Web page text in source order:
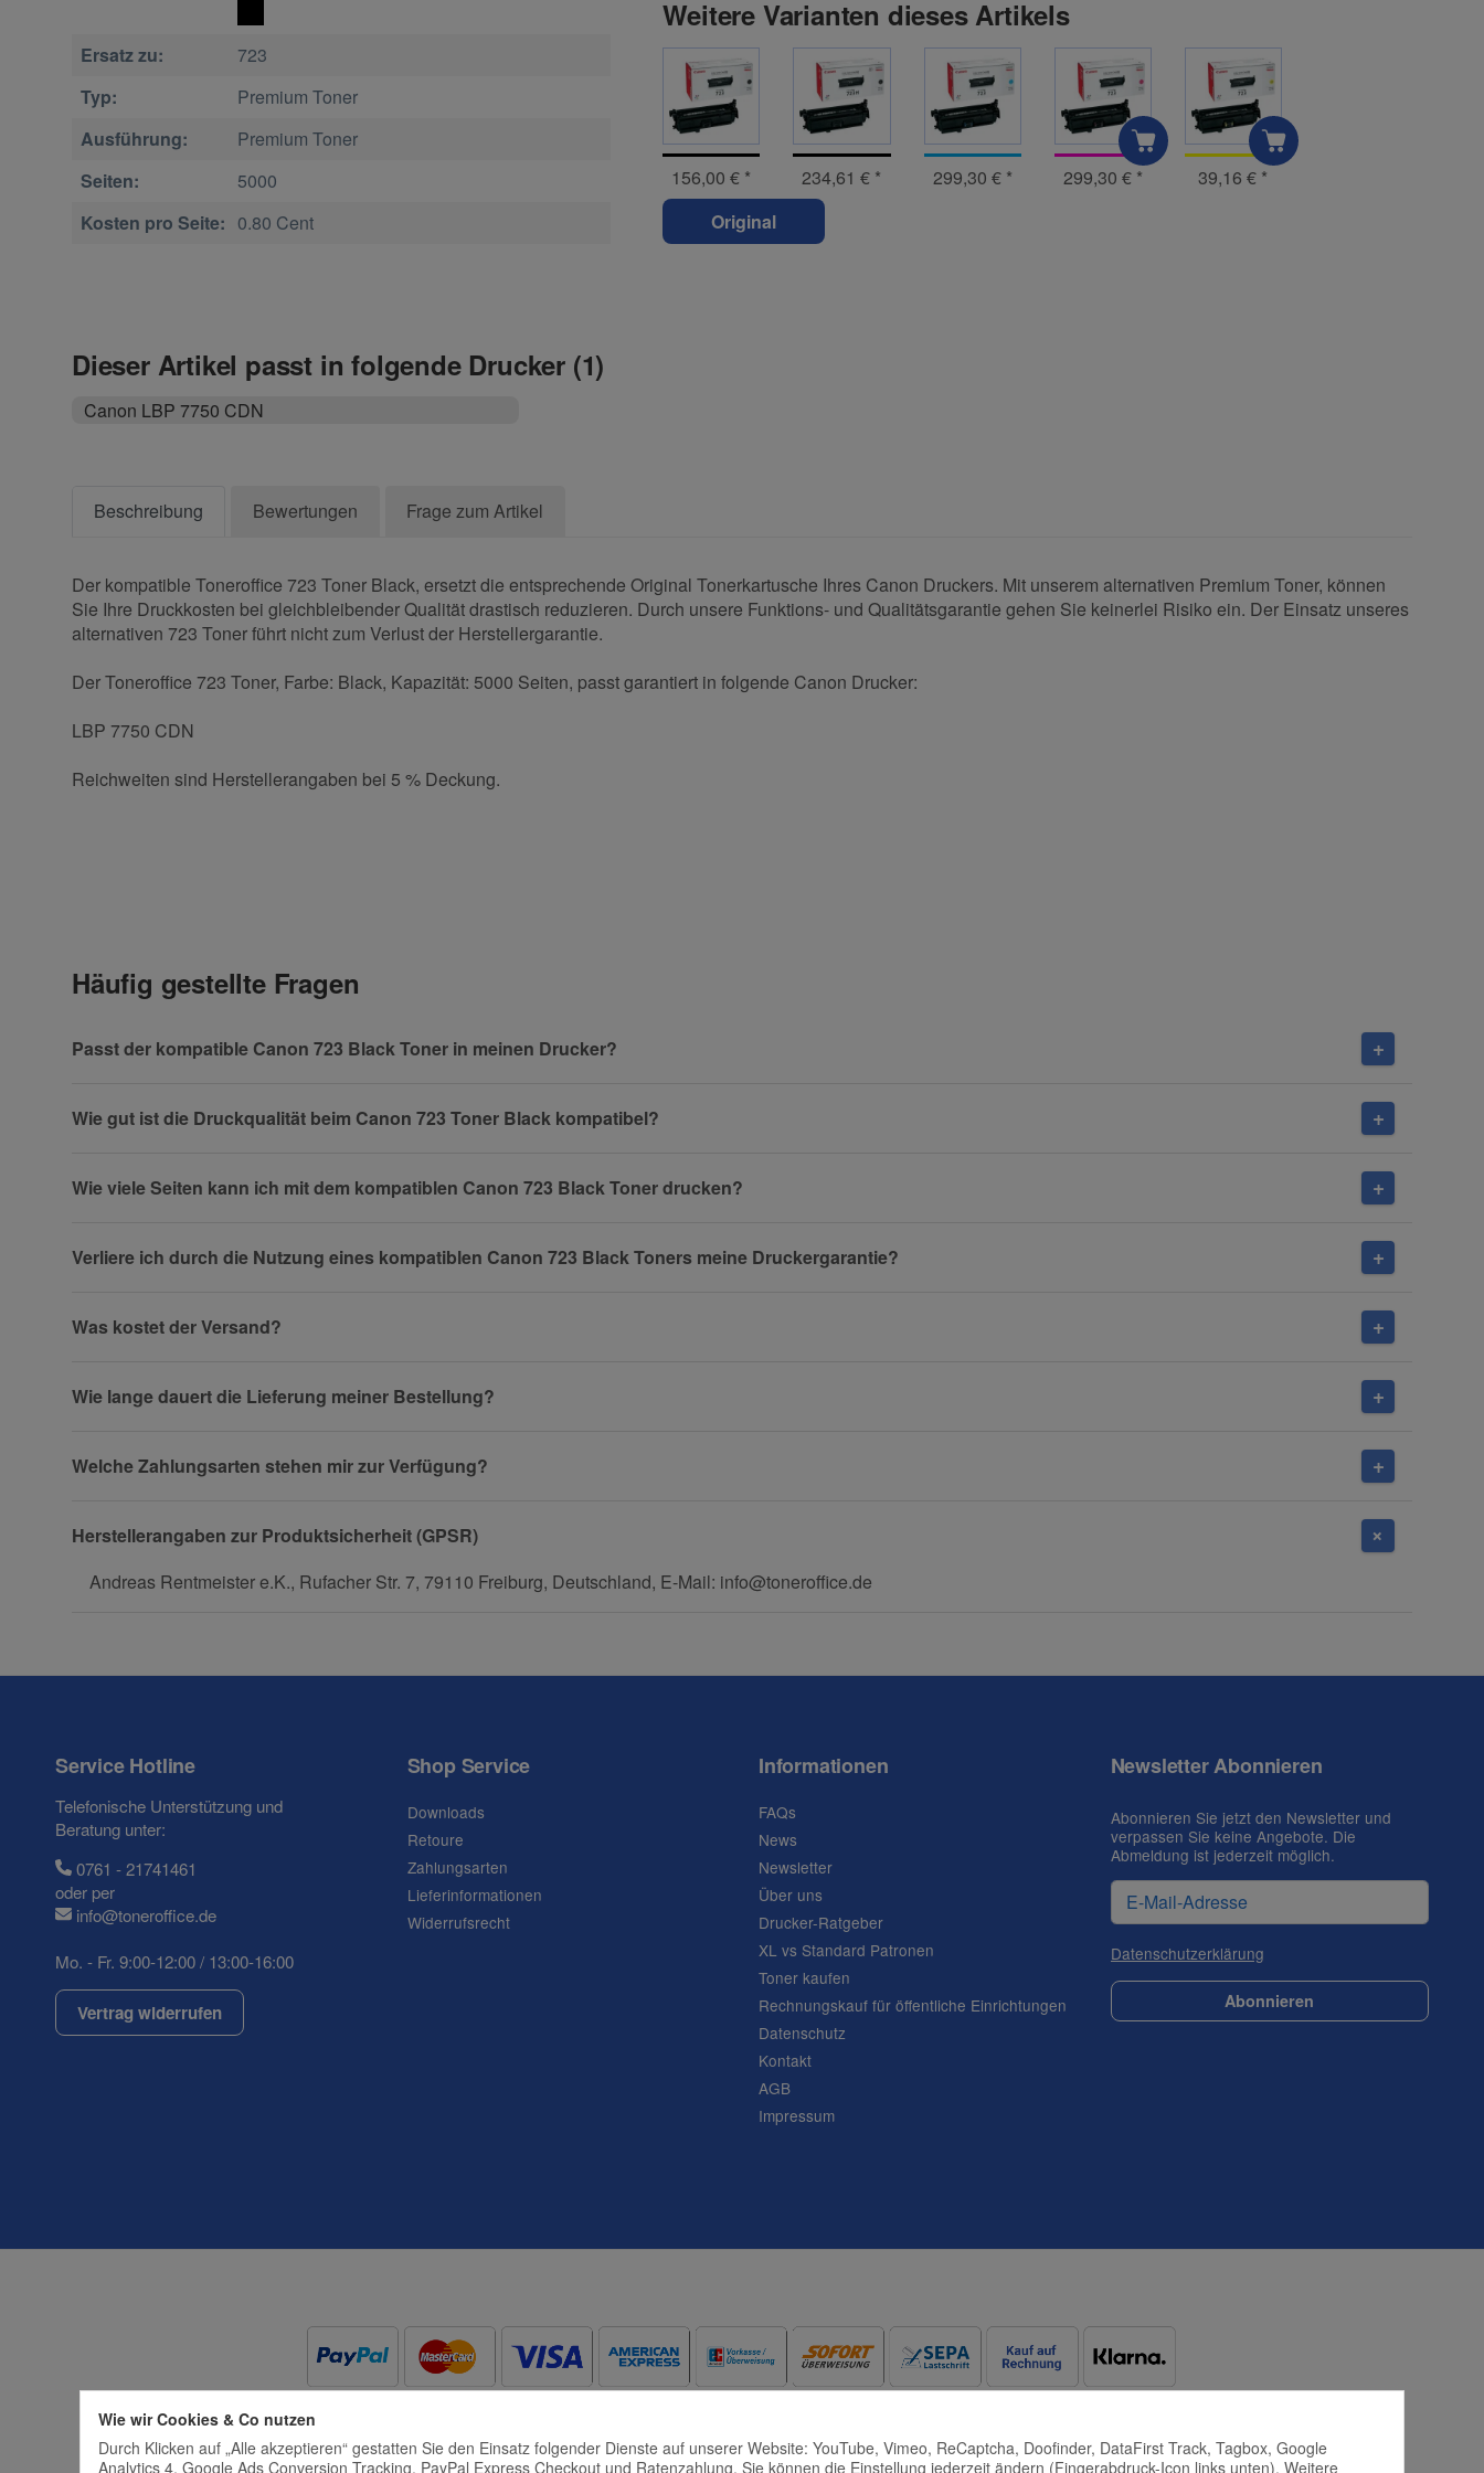
Ersatz zu:
723
Typ:
Premium Toner
Ausführung:
Premium Toner
Seiten:
5000
Kosten pro Seite: 0.80 Cent
Weitere Varianten dieses Artikels
156,00 € * 234,61 € * 299,30 € * 299,30 € * 39,16 € *
Original
Dieser Artikel passt in folgende Drucker (1)
Canon LBP 7750 CDN
Beschreibung Bewertungen Frage zum Artikel
Der kompatible Toneroffice 723 Toner Black, ersetzt die entsprechende Original Tonerkartusche Ihres Canon Druckers. Mit unserem alternativen Premium Toner, können
Sie Ihre Druckkosten bei gleichbleibender Qualität drastisch reduzieren. Durch unsere Funktions- und Qualitätsgarantie gehen Sie keinerlei Risiko ein. Der Einsatz unseres
alternativen 723 Toner führt nicht zum Verlust der Herstellergarantie.
Der Toneroffice 723 Toner, Farbe: Black, Kapazität: 5000 Seiten, passt garantiert in folgende Canon Drucker:
LBP 7750 CDN
Reichweiten sind Herstellerangaben bei 5 % Deckung.
Telefon Mobiltelefon
Frage zum Artikel
(* = Pflichtfelder)
Frage abschicken
Häufig gestellte Fragen
Passt der kompatible Canon 723 Black Toner in meinen Drucker?
Wie gut ist die Druckqualität beim Canon 723 Toner Black kompatibel?
Wie viele Seiten kann ich mit dem kompatiblen Canon 723 Black Toner drucken?
Verliere ich durch die Nutzung eines kompatiblen Canon 723 Black Toners meine Druckergarantie?
Was kostet der Versand?
Wie lange dauert die Lieferung meiner Bestellung?
Welche Zahlungsarten stehen mir zur Verfügung?
Herstellerangaben zur Produktsicherheit (GPSR)
Andreas Rentmeister e.K., Rufacher Str. 7, 79110 Freiburg, Deutschland, E-Mail: info@toneroffice.de
Service Hotline
Telefonische Unterstützung und
Beratung unter:
0761 - 21741461
oder per
info@toneroffice.de
Mo. - Fr. 9:00-12:00 / 13:00-16:00
Vertrag widerrufen
Shop Service
Downloads
Retoure
Zahlungsarten
Lieferinformationen
Widerrufsrecht
Informationen
FAQs
News
Newsletter
Über uns
Drucker-Ratgeber
XL vs Standard Patronen
Toner kaufen
Rechnungskauf für öffentliche Einrichtungen
Datenschutz
Kontakt
AGB
Impressum
Newsletter Abonnieren
Abonnieren Sie jetzt den Newsletter und
verpassen Sie keine Angebote. Die
Abmeldung ist jederzeit möglich.
Datenschutzerklärung
Abonnieren
Wie wir Cookies & Co nutzen
Durch Klicken auf „Alle akzeptieren“ gestatten Sie den Einsatz folgender Dienste auf unserer Website: YouTube, Vimeo, ReCaptcha, Doofinder, DataFirst Track, Tagbox, Google
Analytics 4, Google Ads Conversion Tracking, PayPal Express Checkout und Ratenzahlung. Sie können die Einstellung jederzeit ändern (Fingerabdruck-Icon links unten). Weitere